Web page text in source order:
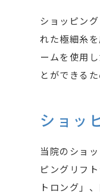
ショッピン
れた極細糸
ームを使用
とができる
ショッ
当院のショ
ピングリフ
トロング」